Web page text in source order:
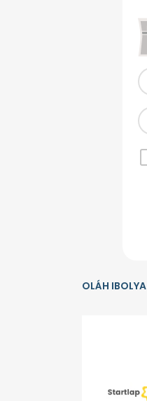
OLÁH IBOLYA